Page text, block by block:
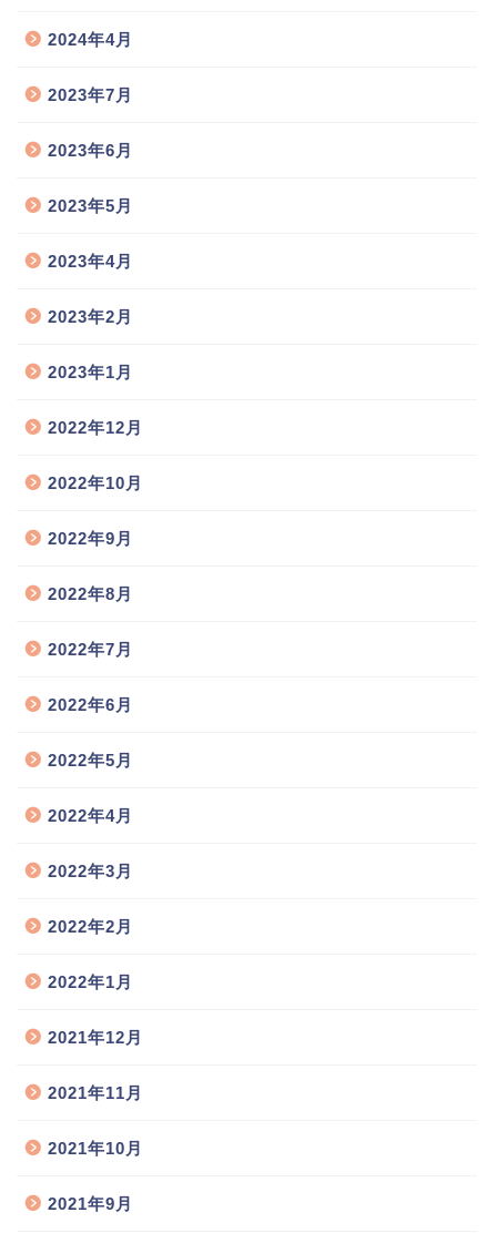
2024年4月
2023年7月
2023年6月
2023年5月
2023年4月
2023年2月
2023年1月
2022年12月
2022年10月
2022年9月
2022年8月
2022年7月
2022年6月
2022年5月
2022年4月
2022年3月
2022年2月
2022年1月
2021年12月
2021年11月
2021年10月
2021年9月